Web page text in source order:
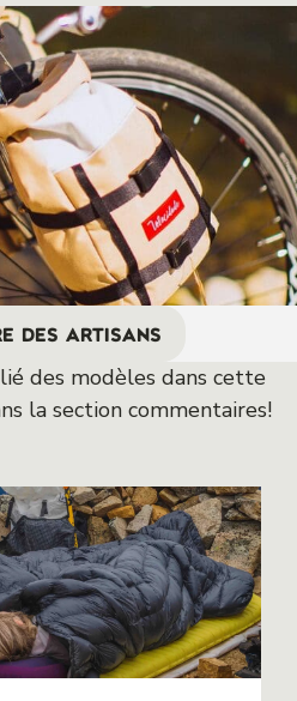
des artisans
des modèles dans cette
la section commentaires!